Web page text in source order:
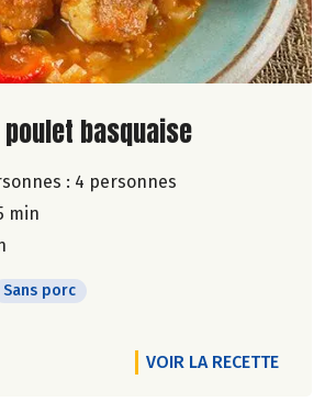
la recette
basquaise
: 4 personnes
min
Sans porc
VOIR LA RECETTE